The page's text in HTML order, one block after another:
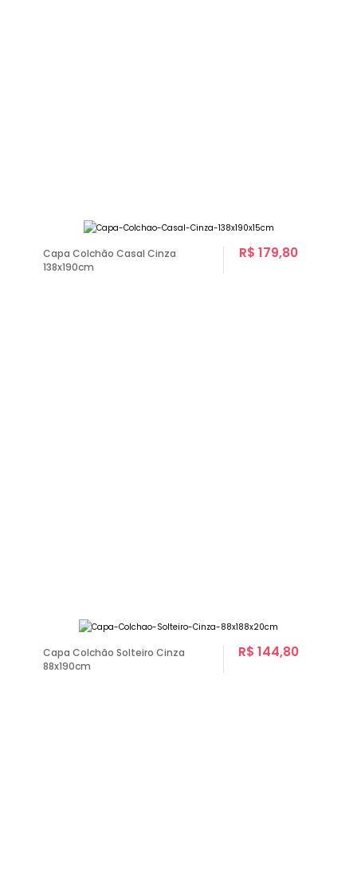
Capa Colchão Casal Cinza
138x190cm
R$ 179,80
Capa Colchão Solteiro Cinza
88x190cm
R$ 144,80